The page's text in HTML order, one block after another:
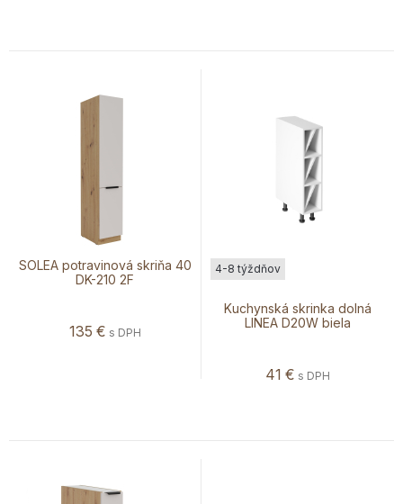
SOLEA potravinová skriňa 40
DK-210 2F
135 € s DPH
Kuchynská skrinka dolná
LINEA D20W biela
4-8 týždňov
41 € s DPH